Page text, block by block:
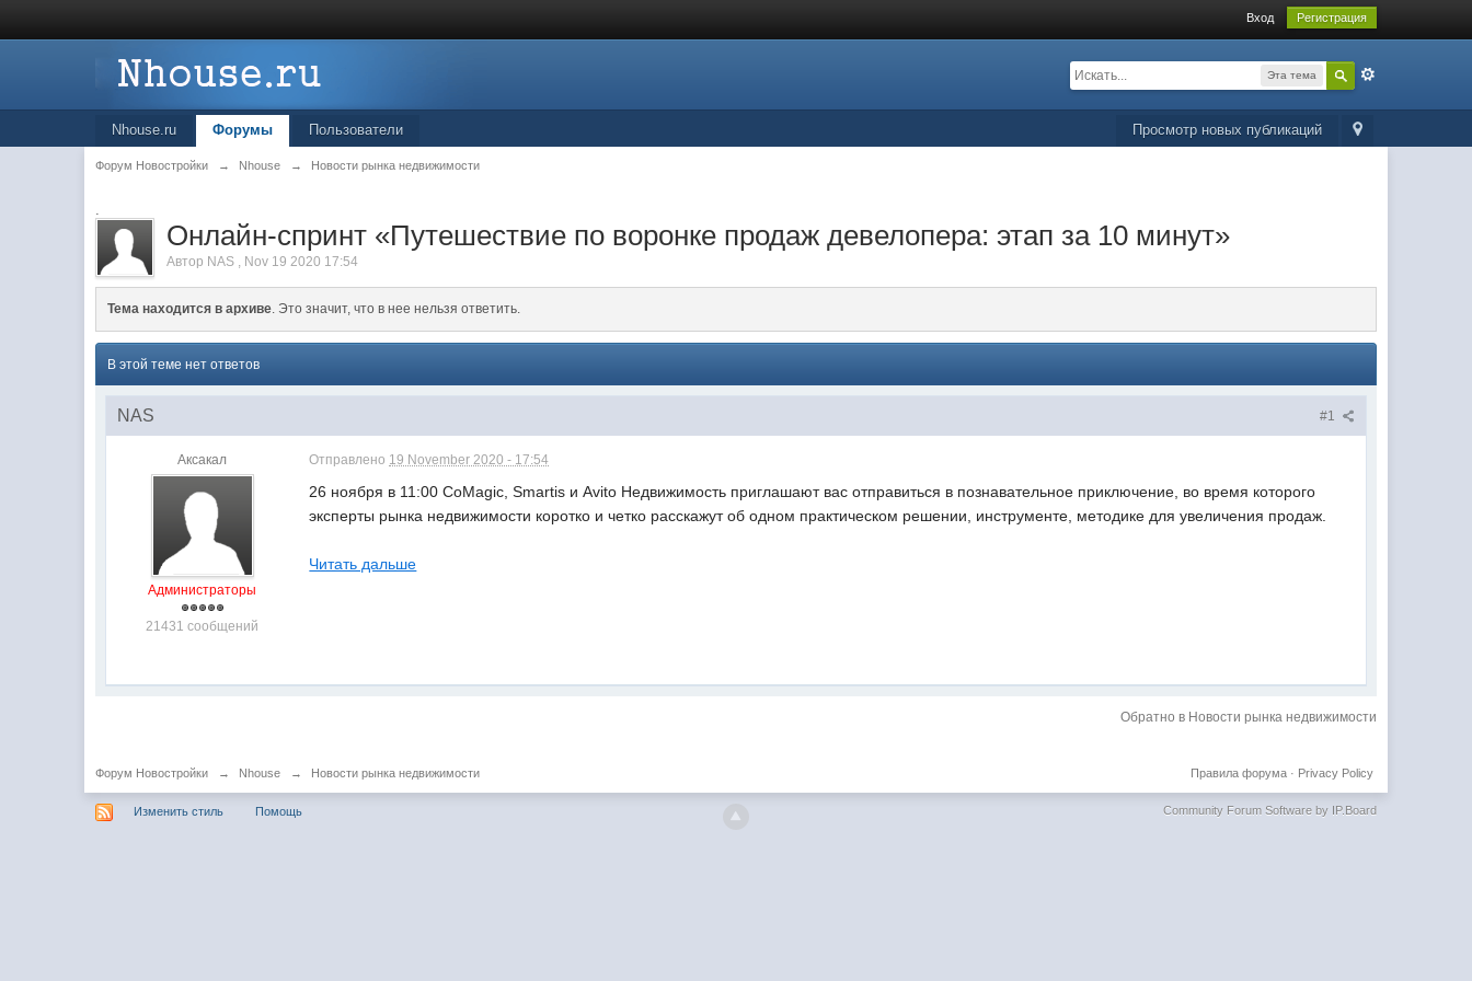
Вход Регистрация
Эта тема
Просмотр новых публикаций
Nhouse.ru Форумы Пользователи
Форум Новостройки → Nhouse → Новости рынка недвижимости
.
Онлайн-спринт «Путешествие по воронке продаж девелопера: этап за 10 минут»
Автор NAS , Nov 19 2020 17:54
Тема находится в архиве. Это значит, что в нее нельзя ответить.
В этой теме нет ответов
#1
NAS
Аксакал
Администраторы
21431 сообщений
Отправлено 19 November 2020 - 17:54
26 ноября в 11:00 CoMagic, Smartis и Avito Недвижимость приглашают вас отправиться в познавательное приключение, во время которого
эксперты рынка недвижимости коротко и четко расскажут об одном практическом решении, инструменте, методике для увеличения продаж.
Читать дальше
Обратно в Новости рынка недвижимости
Форум Новостройки → Nhouse → Новости рынка недвижимости Privacy Policy
Правила форума·
Изменить стиль Помощь Community Forum Software by IP.Board